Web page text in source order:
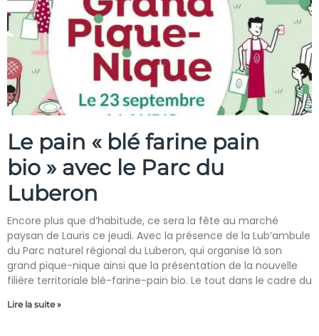
Le pain « blé farine pain
bio » avec le Parc du
Luberon
Encore plus que d’habitude, ce sera la fête au marché
paysan de Lauris ce jeudi. Avec la présence de la Lub’ambule
du Parc naturel régional du Luberon, qui organise là son
grand pique-nique ainsi que la présentation de la nouvelle
filière territoriale blé-farine-pain bio. Le tout dans le cadre du
Lire la suite »